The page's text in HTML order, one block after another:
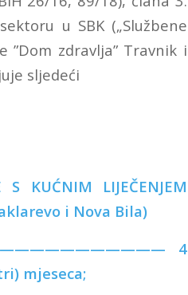
u SBK („Službene
”Dom zdravlja” Travnik i
sljedeći
S KUĆNIM LIJEČENJEM
i Nova Bila)
4
mjeseca;